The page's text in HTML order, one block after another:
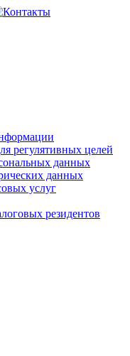
регулятивных целей
данных
данных
услуг
резидентов